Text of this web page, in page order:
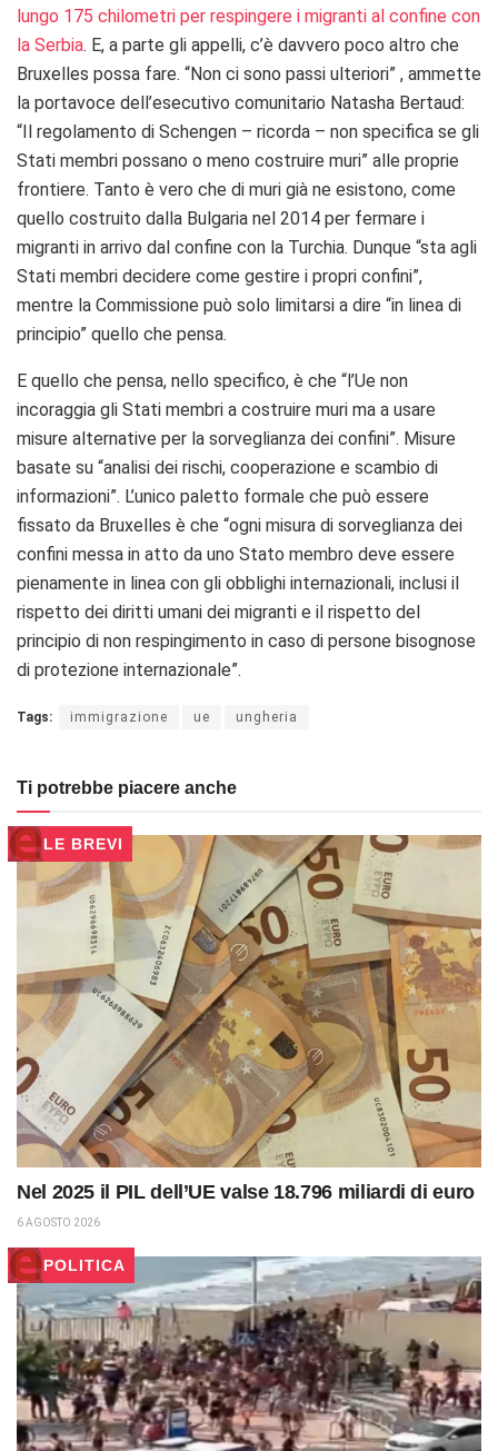
lungo 175 chilometri per respingere i migranti al confine con
la Serbia. E, a parte gli appelli, c’è davvero poco altro che
Bruxelles possa fare. “Non ci sono passi ulteriori” , ammette
la portavoce dell’esecutivo comunitario Natasha Bertaud:
“Il regolamento di Schengen – ricorda – non specifica se gli
Stati membri possano o meno costruire muri” alle proprie
frontiere. Tanto è vero che di muri già ne esistono, come
quello costruito dalla Bulgaria nel 2014 per fermare i
migranti in arrivo dal confine con la Turchia. Dunque “sta agli
Stati membri decidere come gestire i propri confini”,
mentre la Commissione può solo limitarsi a dire “in linea di
principio” quello che pensa.
E quello che pensa, nello specifico, è che “l’Ue non
incoraggia gli Stati membri a costruire muri ma a usare
misure alternative per la sorveglianza dei confini”. Misure
basate su “analisi dei rischi, cooperazione e scambio di
informazioni”. L’unico paletto formale che può essere
fissato da Bruxelles è che “ogni misura di sorveglianza dei
confini messa in atto da uno Stato membro deve essere
pienamente in linea con gli obblighi internazionali, inclusi il
rispetto dei diritti umani dei migranti e il rispetto del
principio di non respingimento in caso di persone bisognose
di protezione internazionale”.
Tags: immigrazione ue ungheria
Ti potrebbe piacere anche
LE BREVI
Nel 2025 il PIL dell’UE valse 18.796 miliardi di euro
6 AGOSTO 2026
POLITICA